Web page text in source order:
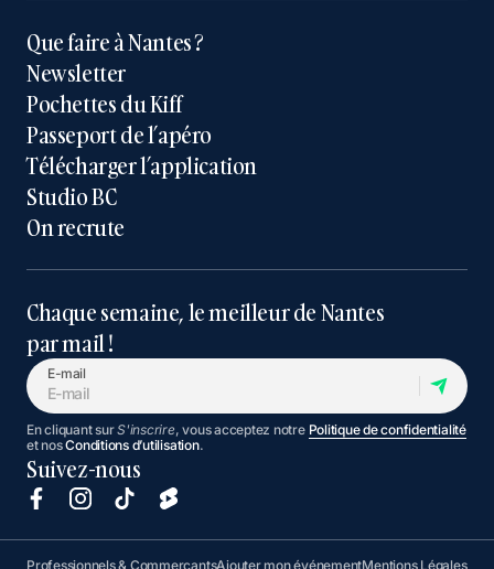
Que faire à Nantes ?
Newsletter
Pochettes du Kiff
Passeport de l’apéro
Télécharger l’application
Studio BC
On recrute
Chaque semaine, le meilleur de Nantes
par mail !
E-mail
En cliquant surS'inscrire, vous acceptez notre Politique de confidentialité
et nosConditions d’utilisation.
Suivez-nous
Professionnels & CommerçantsAjouter mon événementMentions Légales